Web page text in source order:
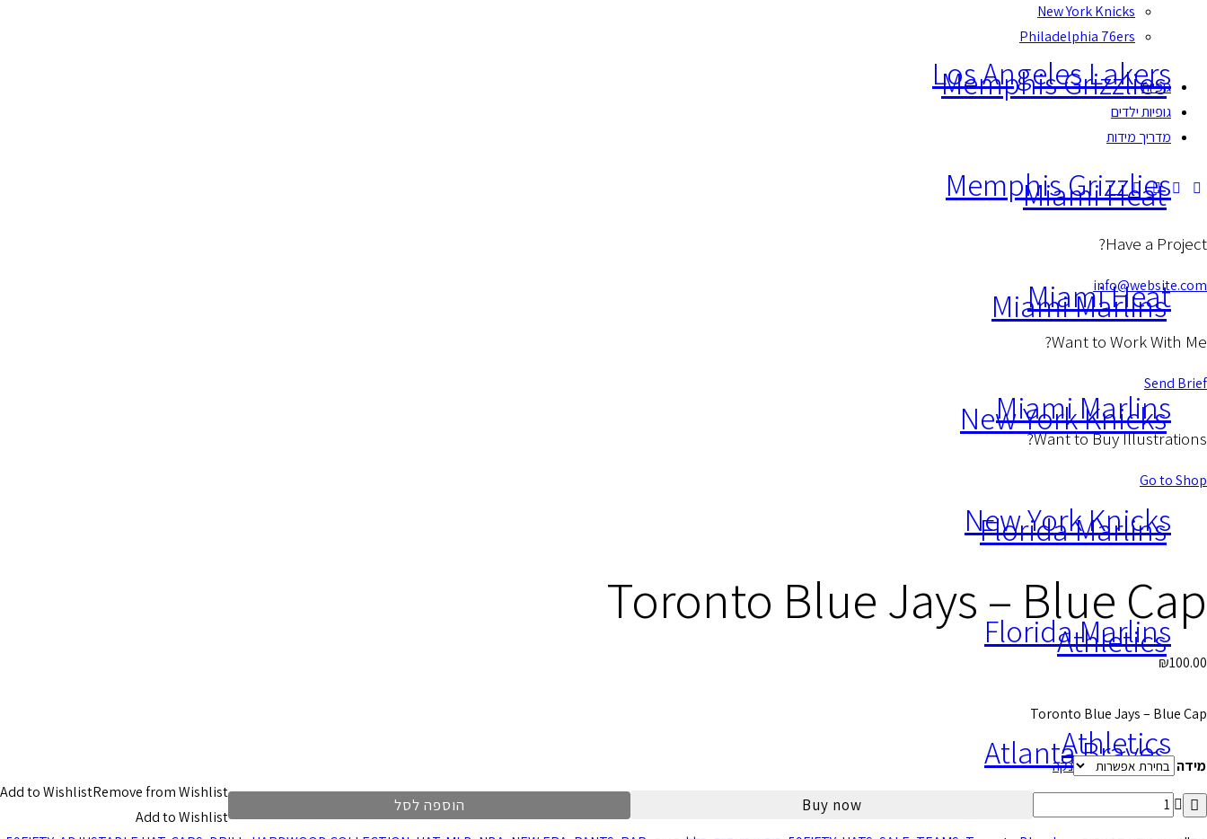
Memphis Grizzlies
Miami Heat
Miami Marlins
New York Knicks
Florida Marlins
Athletics
Atlanta Braves
Los Angeles Lakers
Memphis Grizzlies
Miami Heat
Miami Marlins
New York Knicks
Florida Marlins
Athletics
New York Knicks
Philadelphia 76ers
גופיות
גופיות ילדים
מדריך מידות
Have a Project?
info@website.com
Want to Work With Me?
Send Brief
Want to Buy Illustrations?
Go to Shop
Toronto Blue Jays – Blue Cap
₪100.00
Toronto Blue Jays – Blue Cap
מידה
נקה
כמות
Buy now הוספה לסל
Add to WishlistRemove from Wishlist
Add to Wishlist